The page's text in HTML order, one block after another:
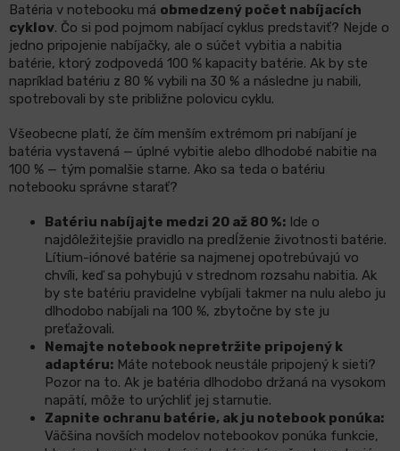
Batéria v notebooku má obmedzený počet nabíjacích
cyklov. Čo si pod pojmom nabíjací cyklus predstaviť? Nejde o
jedno pripojenie nabíjačky, ale o súčet vybitia a nabitia
batérie, ktorý zodpovedá 100 % kapacity batérie. Ak by ste
napríklad batériu z 80 % vybili na 30 % a následne ju nabili,
spotrebovali by ste približne polovicu cyklu.
Všeobecne platí, že čím menším extrémom pri nabíjaní je
batéria vystavená — úplné vybitie alebo dlhodobé nabitie na
100 % — tým pomalšie starne. Ako sa teda o batériu
notebooku správne starať?
Batériu nabíjajte medzi 20 až 80 %: Ide o
najdôležitejšie pravidlo na predĺženie životnosti batérie.
Lítium-iónové batérie sa najmenej opotrebúvajú vo
chvíli, keď sa pohybujú v strednom rozsahu nabitia. Ak
by ste batériu pravidelne vybíjali takmer na nulu alebo ju
dlhodobo nabíjali na 100 %, zbytočne by ste ju
preťažovali.
Nemajte notebook nepretržite pripojený k
adaptéru: Máte notebook neustále pripojený k sieti?
Pozor na to. Ak je batéria dlhodobo držaná na vysokom
napätí, môže to urýchliť jej starnutie.
Zapnite ochranu batérie, ak ju notebook ponúka:
Väčšina novších modelov notebookov ponúka funkcie,